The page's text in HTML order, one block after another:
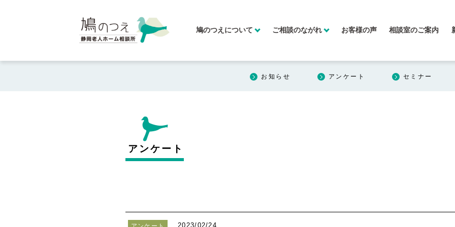
鳩のつえについて ご相談のながれ お客様の声 相談室のご案内
お知らせ アンケート セミナー
アンケート
2023/02/24